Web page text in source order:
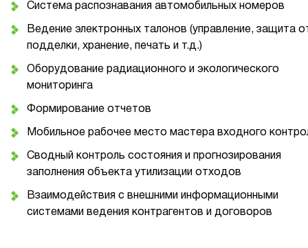
Система распознавания автомобильных номеров
Ведение электронных талонов (управление, защита
подделки, хранение, печать и т.д.)
Оборудование радиационного и экологического
мониторинга
Формирование отчетов
Мобильное рабочее место мастера входного
Сводный контроль состояния и прогнозирования
заполнения объекта утилизации отходов
Взаимодействия с внешними информационными
системами ведения контрагентов и договоров